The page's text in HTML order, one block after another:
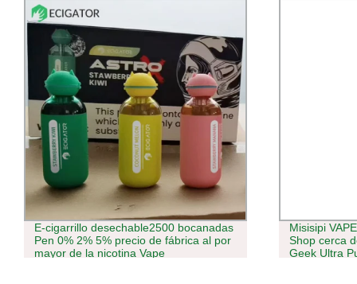
Misisipi VAPE Shop cerca de mí Smoke
Shop cerca de mí original Factory Bar
Geek Ultra Pulse desechable VAPE Plus
Entrega
reciente Bou
600puff